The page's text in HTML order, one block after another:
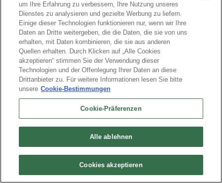
Weiter
Deutsch
Über uns Nutzungsbedingungen Datenschutzrichtlinie
um Ihre Erfahrung zu verbessern, Ihre Nutzung unseres
Dienstes zu analysieren und gezielte Werbung zu liefern.
Einige dieser Technologien funktionieren nur, wenn wir Ihre
Daten an Dritte weitergeben, die die Daten, die sie von uns
erhalten, mit Daten kombinieren, die sie aus anderen
Quellen erhalten. Durch Klicken auf „Alle Cookies
akzeptieren“ stimmen Sie der Verwendung dieser
Technologien und der Offenlegung Ihrer Daten an diese
Drittanbieter zu. Für weitere Informationen lesen Sie bitte
unsere Cookie-Bestimmungen
Cookie-Präferenzen
Alle ablehnen
Cookies akzeptieren